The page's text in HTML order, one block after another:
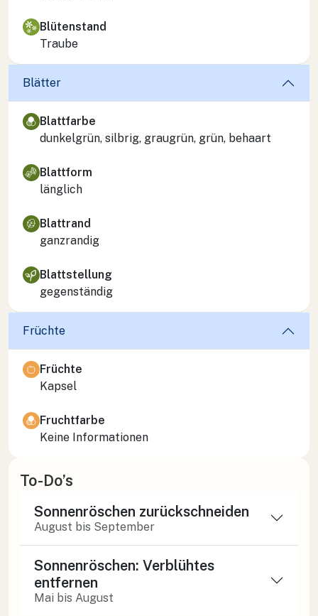
Blütenstand
Traube
Blätter
Blattfarbe
dunkelgrün, silbrig, graugrün, grün, behaart
Blattform
länglich
Blattrand
ganzrandig
Blattstellung
gegenständig
Früchte
Früchte
Kapsel
Fruchtfarbe
Keine Informationen
To-Do’s
Sonnenröschen zurückschneiden
August bis September
Sonnenröschen: Verblühtes
entfernen
Mai bis August